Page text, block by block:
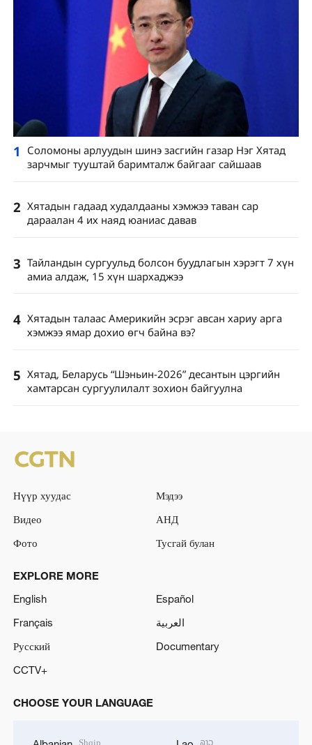
1
Соломоны арлуудын шинэ засгийн газар Нэг Хятад
зарчмыг тууштай баримталж байгааг сайшаав
2 Хятадын гадаад худалдааны хэмжээ таван сар
дараалан 4 их наяд юаниас давав
3 Тайландын сургуульд болсон буудлагын хэрэгт 7 хүн
амиа алдаж, 15 хүн шархаджээ
4 Хятадын талаас Америкийн эсрэг авсан хариу арга
хэмжээ ямар дохио өгч байна вэ?
5 Хятад, Беларусь “Шэньин-2026” десантын цэргийн
хамтарсан сургуулилалт зохион байгуулна
Нүүр хуудас
Мэдээ
Видео
АНД
Фото
Тусгай булан
EXPLORE MORE
English
Español
Français
العربية
Русский
Documentary
CCTV+
CHOOSE YOUR LANGUAGE